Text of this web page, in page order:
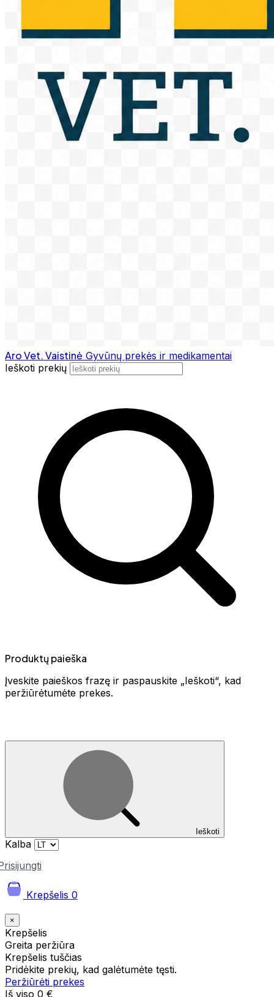
Aro Vet. Vaistinė Gyvūnų prekės ir medikamentai
Ieškoti prekių
Produktų paieška
Įveskite paieškos frazę ir paspauskite „Ieškoti“, kad
peržiūrėtumėte prekes.
Ieškoti
Kalba
Krepšelis 0
×
Krepšelis
Greita peržiūra
Krepšelis tuščias
Pridėkite prekių, kad galėtumėte tęsti.
Peržiūrėti prekes
Iš viso 0 €